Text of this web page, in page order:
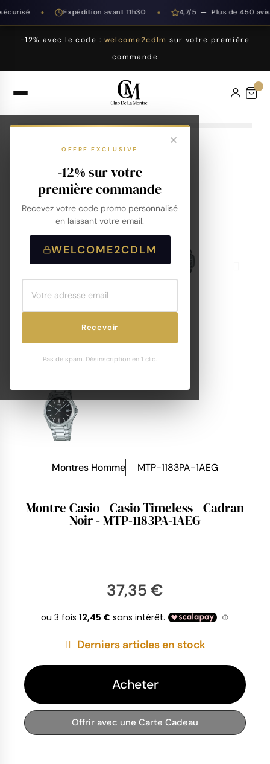
Expédition avant 11h30 4,7/5 — Plus de 450 avis
-12% avec le code : welcome2cdlm sur votre première
commande
OFFRE EXCLUSIVE
-12% sur votre
première commande
Recevez votre code promo personnalisé
en laissant votre email.
WELCOME2CDLM
Recevoir
Pas de spam. Désinscription en 1 clic.
Montres Homme MTP-1183PA-1AEG
Montre Casio - Casio Timeless - Cadran
Noir - MTP-1183PA-1AEG
37,35 €
Derniers articles en stock
Acheter
Offrir avec une Carte Cadeau